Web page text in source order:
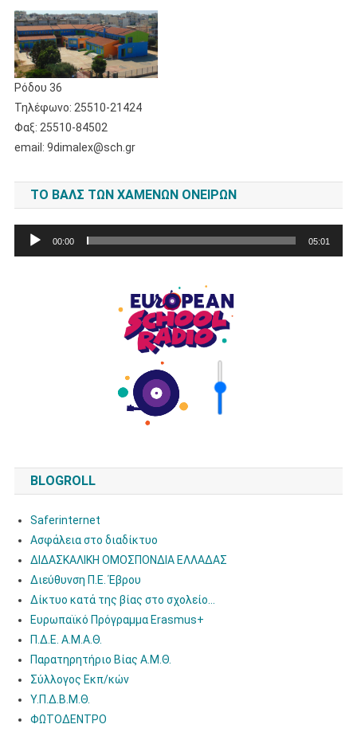
Ρόδου 36
Τηλέφωνο: 25510-21424
Φαξ: 25510-84502
email: 9dimalex@sch.gr
ΤΟ ΒΑΛΣ ΤΩΝ ΧΑΜΈΝΩΝ ΟΝΕΊΡΩΝ
Πρόγραμμα
00:00 05:01
BLOGROLL
Saferinternet
Ασφάλεια στο διαδίκτυο
ΔΙΔΑΣΚΑΛΙΚΗ ΟΜΟΣΠΟΝΔΙΑ ΕΛΛΑΔΑΣ
Διεύθυνση Π.E. Έβρου
Δίκτυο κατά της βίας στο σχολείο…
Ευρωπαϊκό Πρόγραμμα Erasmus+
Π.Δ.Ε. Α.Μ.Α.Θ.
Παρατηρητήριο Βίας Α.Μ.Θ.
Σύλλογος Εκπ/κών
Υ.Π.Δ.Β.Μ.Θ.
ΦΩΤΟΔΕΝΤΡΟ